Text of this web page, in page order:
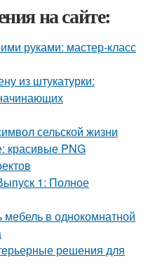
на сайте:
руками: мастер-класс
из штукатурки:
сельской жизни
красивые PNG
1: Полное
мебель в однокомнатной
решения для